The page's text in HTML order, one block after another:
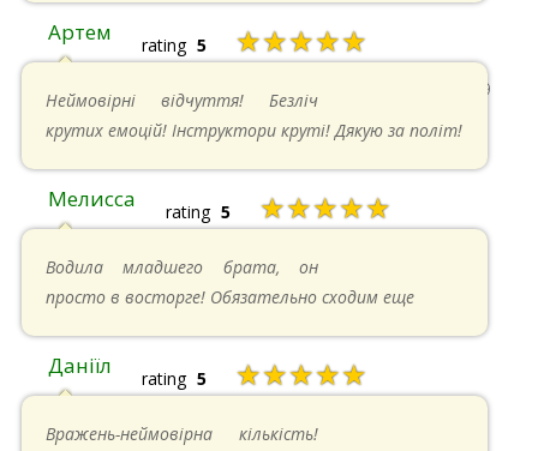
Артем rating 5 ★★★★★
22.06.2024 в 15:59
Неймовірні відчуття! Безліч
крутих емоцій! Інструктори круті! Дякую за політ!
Мелисса rating 5 ★★★★★
Водила младшего брата, он
просто в восторге! Обязательно сходим еще
Даніїл rating 5 ★★★★★
Вражень-неймовірна кількість!